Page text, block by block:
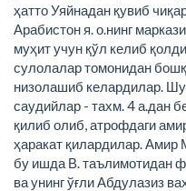
ҳатто Уяйнадан қувиб
Арабистон я. о.нинг
муҳит учун қўл келиб
сулолалар томонидан
низолашиб келардилар.
саудийлар - тахм. 4 а.дан
қилиб олиб, атрофдаги
ҳаракат қилардилар.
бу ишда В. таълимотидан
ва унинг ўғли Абдулазиз